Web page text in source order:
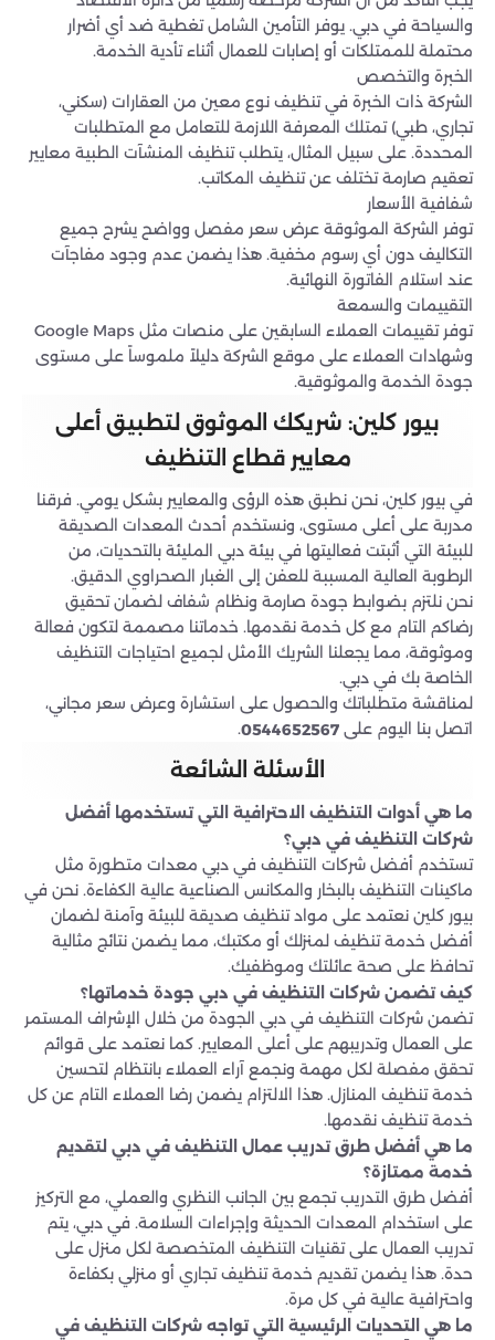
والسياحة في دبي. يوفر التأمين الشامل تغطية ضد أي أضرار
محتملة للممتلكات أو إصابات للعمال أثناء تأدية الخدمة.
الخبرة والتخصص
الشركة ذات الخبرة في تنظيف نوع معين من العقارات (سكني،
تجاري، طبي) تمتلك المعرفة اللازمة للتعامل مع المتطلبات
المحددة. على سبيل المثال، يتطلب تنظيف المنشآت الطبية معايير
تعقيم صارمة تختلف عن تنظيف المكاتب.
شفافية الأسعار
توفر الشركة الموثوقة عرض سعر مفصل وواضح يشرح جميع
التكاليف دون أي رسوم مخفية. هذا يضمن عدم وجود مفاجآت
عند استلام الفاتورة النهائية.
التقييمات والسمعة
توفر تقييمات العملاء السابقين على منصات مثل Google Maps
وشهادات العملاء على موقع الشركة دليلاً ملموساً على مستوى
جودة الخدمة والموثوقية.
بيور كلين: شريكك الموثوق لتطبيق أعلى
معايير قطاع التنظيف
في بيور كلين، نحن نطبق هذه الرؤى والمعايير بشكل يومي. فرقنا
مدربة على أعلى مستوى، ونستخدم أحدث المعدات الصديقة
للبيئة التي أثبتت فعاليتها في بيئة دبي المليئة بالتحديات، من
الرطوبة العالية المسببة للعفن إلى الغبار الصحراوي الدقيق.
نحن نلتزم بضوابط جودة صارمة ونظام شفاف لضمان تحقيق
رضاكم التام مع كل خدمة نقدمها. خدماتنا مصممة لتكون فعالة
وموثوقة، مما يجعلنا الشريك الأمثل لجميع احتياجات التنظيف
الخاصة بك في دبي.
لمناقشة متطلباتك والحصول على استشارة وعرض سعر مجاني،
اتصل بنا اليوم على 0544652567
.
الأسئلة الشائعة
ما هي أدوات التنظيف الاحترافية التي تستخدمها أفضل
شركات التنظيف في دبي؟
تستخدم أفضل شركات التنظيف في دبي معدات متطورة مثل
ماكينات التنظيف بالبخار والمكانس الصناعية عالية الكفاءة. نحن في
بيور كلين نعتمد على مواد تنظيف صديقة للبيئة وآمنة لضمان
أفضل خدمة تنظيف لمنزلك أو مكتبك، مما يضمن نتائج مثالية
تحافظ على صحة عائلتك وموظفيك.
كيف تضمن شركات التنظيف في دبي جودة خدماتها؟
تضمن شركات التنظيف في دبي الجودة من خلال الإشراف المستمر
على العمال وتدريبهم على أعلى المعايير. كما نعتمد على قوائم
تحقق مفصلة لكل مهمة ونجمع آراء العملاء بانتظام لتحسين
خدمة تنظيف المنازل. هذا الالتزام يضمن رضا العملاء التام عن كل
خدمة تنظيف نقدمها.
ما هي أفضل طرق تدريب عمال التنظيف في دبي لتقديم
خدمة ممتازة؟
أفضل طرق التدريب تجمع بين الجانب النظري والعملي، مع التركيز
على استخدام المعدات الحديثة وإجراءات السلامة. في دبي، يتم
تدريب العمال على تقنيات التنظيف المتخصصة لكل منزل على
حدة. هذا يضمن تقديم خدمة تنظيف تجاري أو منزلي بكفاءة
واحترافية عالية في كل مرة.
ما هي التحديات الرئيسية التي تواجه شركات التنظيف في